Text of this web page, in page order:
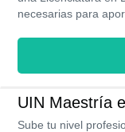
necesarias para
flexibles y muchas
UIN Maestría
Sube tu nivel